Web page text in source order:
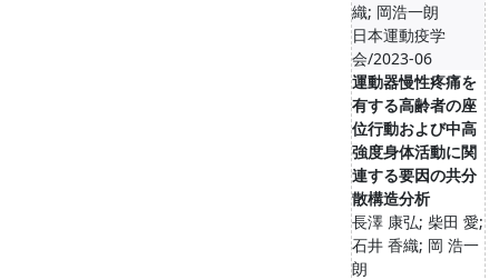
織; 岡浩一朗
日本運動疫学
会/2023-06
運動器慢性疼痛を
有する高齢者の座
位行動および中高
強度身体活動に関
連する要因の共分
散構造分析
長澤 康弘; 柴田 愛;
石井 香織; 岡 浩一
朗